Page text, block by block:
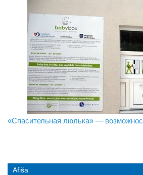
В Даугавпилсе определили
«Спасительная люлька» —
Новое поколение пограничников:
Afiša